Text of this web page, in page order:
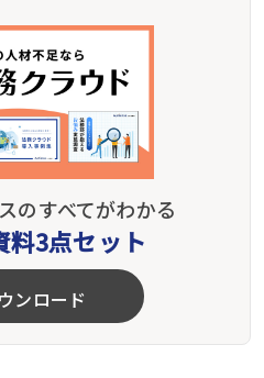
のすべてがわかる
料3点セット
ンロード